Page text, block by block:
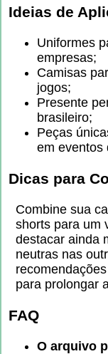
Ideias de
Uniformes
empresas;
Camisas
jogos;
Presente
brasileiro;
Peças
em eventos
Dicas para
Combine sua
shorts para um
destacar ainda
neutras nas
para prolongar
FAQ
O arquivo